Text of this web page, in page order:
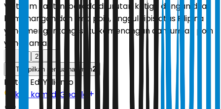
Vietnam saat ini berada di urutan ketiga dengan dua
kemenangan dan lima poin, unggul tipis atas Filipina
yang mengantongi satu kemenangan dan jumlah poin
yang sama.
2
Tampilkan semua halaman2
Editor: Edi Yulianto
Ikuti kami di Google